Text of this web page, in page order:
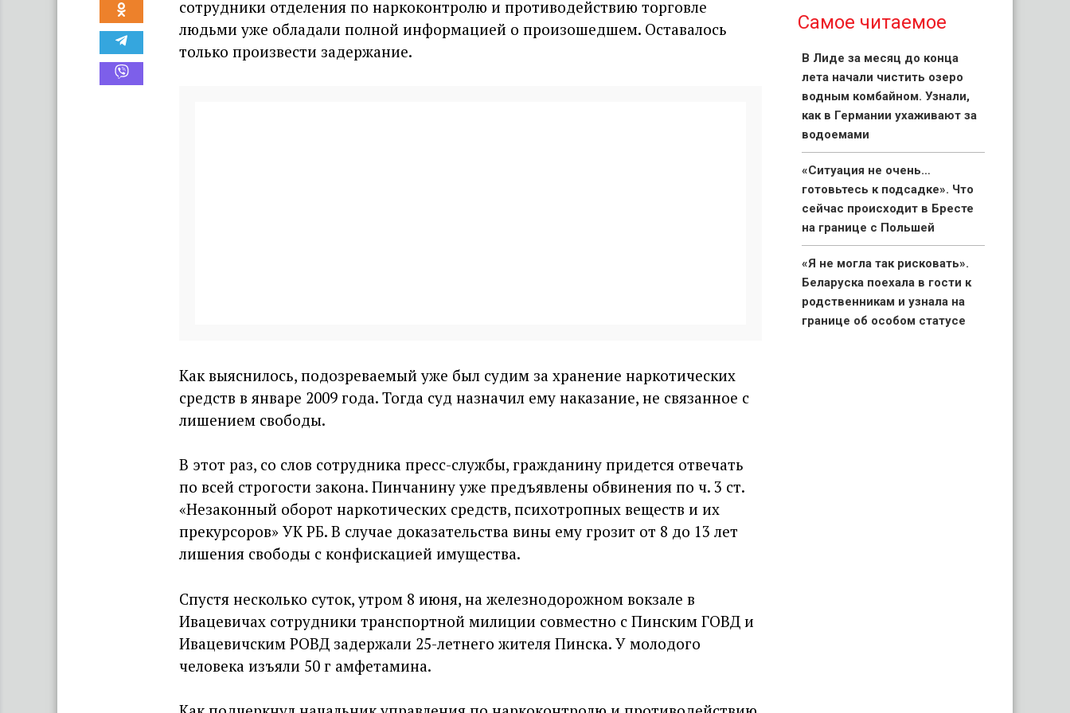
сотрудники отделения по наркоконтролю и противодействию торговле
людьми уже обладали полной информацией о произошедшем. Оставалось
только произвести задержание.
Как выяснилось, подозреваемый уже был судим за хранение наркотических
средств в январе 2009 года. Тогда суд назначил ему наказание, не связанное с
лишением свободы.
В этот раз, со слов сотрудника пресс-службы, гражданину придется отвечать
по всей строгости закона. Пинчанину уже предъявлены обвинения по ч. 3 ст.
«Незаконный оборот наркотических средств, психотропных веществ и их
прекурсоров» УК РБ. В случае доказательства вины ему грозит от 8 до 13 лет
лишения свободы с конфискацией имущества.
Спустя несколько суток, утром 8 июня, на железнодорожном вокзале в
Ивацевичах сотрудники транспортной милиции совместно с Пинским ГОВД и
Ивацевичским РОВД задержали 25-летнего жителя Пинска. У молодого
человека изъяли 50 г амфетамина.
Самое читаемое
В Лиде за месяц до конца
лета начали чистить озеро
водным комбайном. Узнали,
как в Германии ухаживают за
водоемами
«Ситуация не очень…
готовьтесь к подсадке». Что
сейчас происходит в Бресте
на границе с Польшей
«Я не могла так рисковать».
Беларуска поехала в гости к
родственникам и узнала на
границе об особом статусе